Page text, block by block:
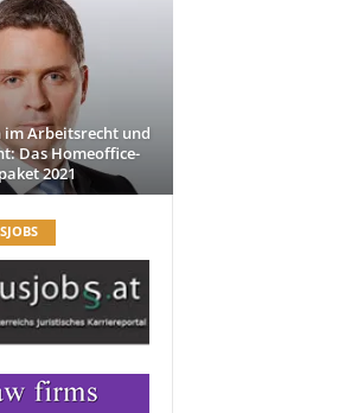
im Arbeitsrecht und
Das Homeoffice-
2021